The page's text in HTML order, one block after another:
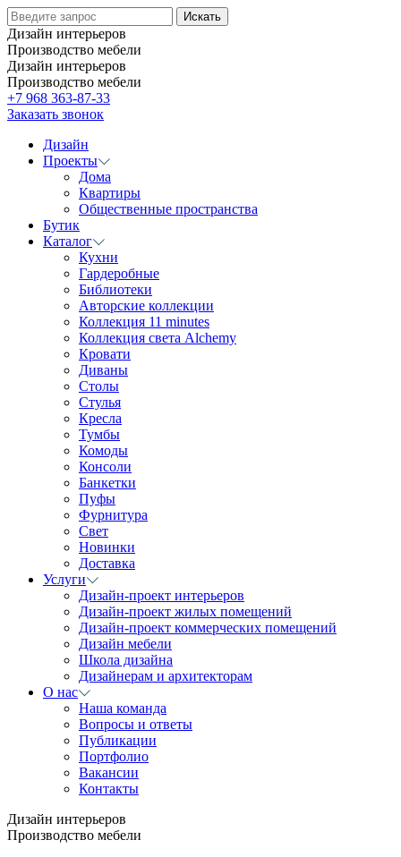
Дизайн интерьеров
Производство мебели
Дизайн интерьеров
Производство мебели
+7 968 363-87-33
Заказать звонок
Дизайн
Проекты
Дома
Квартиры
Общественные пространства
Бутик
Каталог
Кухни
Гардеробные
Библиотеки
Авторские коллекции
Коллекция 11 minutes
Коллекция света Alchemy
Кровати
Диваны
Столы
Стулья
Кресла
Тумбы
Комоды
Консоли
Банкетки
Пуфы
Фурнитура
Свет
Новинки
Доставка
Услуги
Дизайн-проект интерьеров
Дизайн-проект жилых помещений
Дизайн-проект коммерческих помещений
Дизайн мебели
Школа дизайна
Дизайнерам и архитекторам
О нас
Наша команда
Вопросы и ответы
Публикации
Портфолио
Вакансии
Контакты
Дизайн интерьеров
Производство мебели